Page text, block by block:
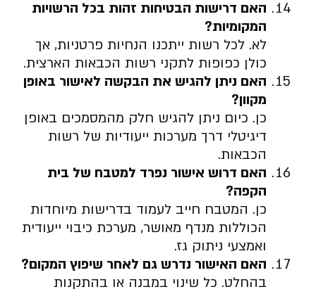
האם דרישות הבטיחות זהות בכל הרשויות
המקומיות?
לא. לכל רשות ייתכנו הנחיות פרטניות, אך
כולן כפופות לתקני רשות הכבאות הארצית.
האם ניתן להגיש את הבקשה לאישור באופן
מקוון?
כן. כיום ניתן להגיש חלק מהמסמכים באופן
דיגיטלי דרך מערכות ייעודיות של רשות
הכבאות.
האם דרוש אישור נפרד למטבח של בית
הקפה?
כן. המטבח חייב לעמוד בדרישות מיוחדות
הכוללות מנדף מאושר, מערכת כיבוי ייעודית
ואמצעי ניתוק גז.
האם האישור נדרש גם לאחר שיפוץ המקום?
בהחלט. כל שינוי במבנה או בהתקנות